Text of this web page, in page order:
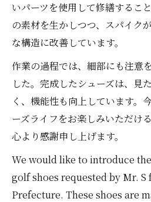
いパーツを使用して修繕するこ
の素材を生かしつつ、スパイク
な構造に改善しています。
作業の過程では、細部にも注意
した。完成したシューズは、見
く、機能性も向上しています。
ーズライフをお楽しみいただけ
心より感謝申し上げます。
We would like to introduce
golf shoes requested by Mr. S
Prefecture. These shoes are